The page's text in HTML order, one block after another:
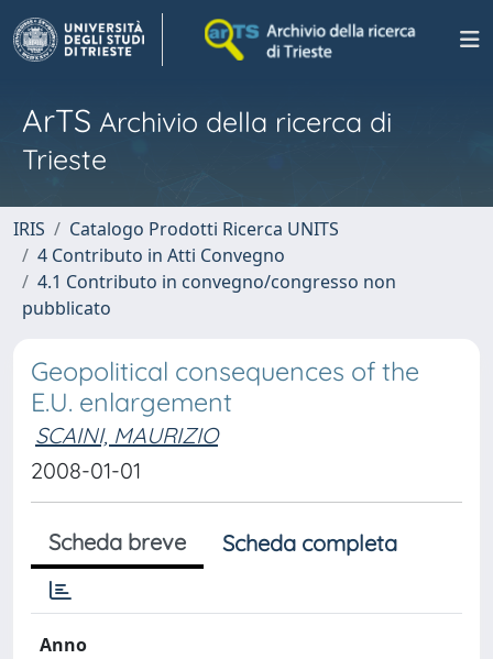
ArTS Archivio della ricerca di
Trieste
IRIS
Catalogo Prodotti Ricerca UNITS
4 Contributo in Atti Convegno
4.1 Contributo in convegno/congresso non
pubblicato
Geopolitical consequences of the
E.U. enlargement
SCAINI, MAURIZIO
2008-01-01
Scheda breve Scheda completa
Anno